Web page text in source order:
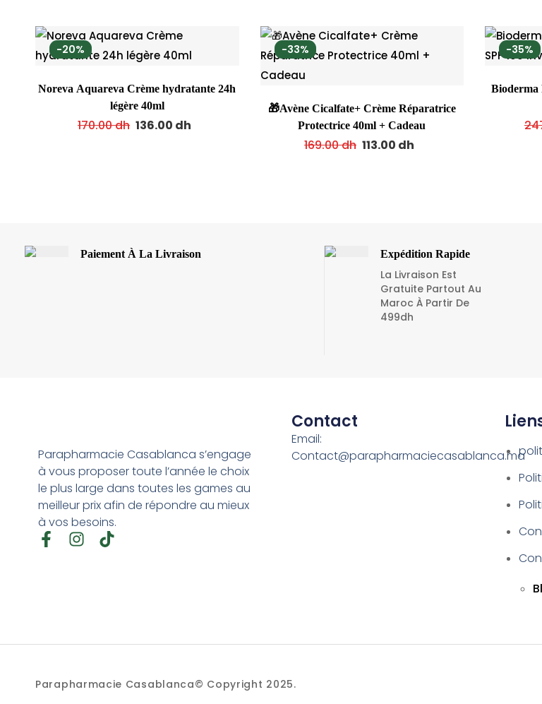
-20%
Noreva Aquareva Crème hydratante 24h
légère 40ml
170.00dh 136.00 dh
-33%
🎁Avène Cicalfate+ Crème Réparatrice
Protectrice 40ml + Cadeau
169.00dh 113.00 dh
-35%
Bioderma
Paiement À La Livraison Expédition Rapide
La Livraison Est
Gratuite Partout Au
Maroc À Partir De
499dh
Parapharmacie Casablanca s’engage
à vous proposer toute l’année le choix
le plus large dans toutes les games au
meilleur prix afin de répondre au mieux
à vos besoins.
Contact
Email:
Contact@parapharmaciecasablanca.ma
Parapharmacie Casablanca© Copyright 2025.